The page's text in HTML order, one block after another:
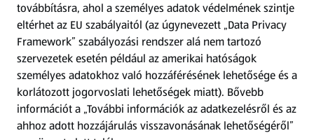
Adattörlő alkalmazás
Szervizpont
(új oldalon nyílik meg)
Fedezz fel minket az interneten!
továbbításra, ahol a személyes adatok védelmének szintje
eltérhet az EU szabályaitól (az úgynevezett „Data Privacy
Framework” szabályozási rendszer alá nem tartozó
szervezetek esetén például az amerikai hatóságok
személyes adatokhoz való hozzáférésének lehetősége és a
korlátozott jogorvoslati lehetőségek miatt). Bővebb
információt a „További információk az adatkezelésről és az
ahhoz adott hozzájárulás visszavonásának lehetőségéről”